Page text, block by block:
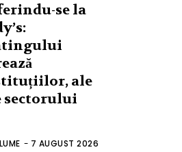
se la
ale
sectorului
- 7 AUGUST 2026